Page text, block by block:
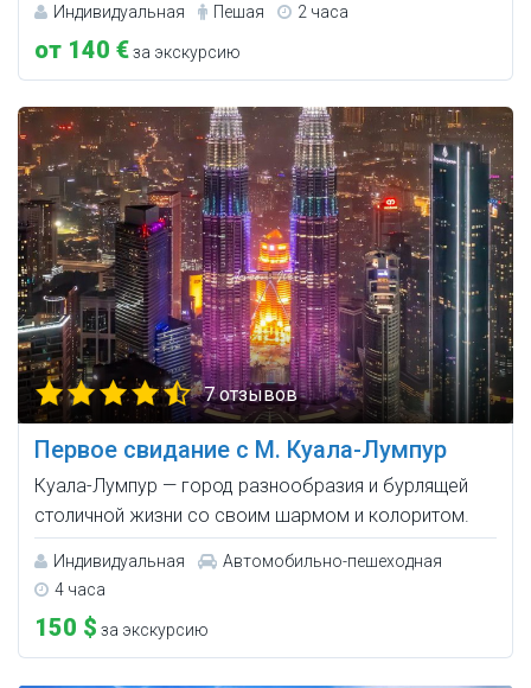
Индивидуальная Пешая 2 часа
от 140 €за экскурсию
7 отзывов
Первое свидание с М. Куала-Лумпур
Куала-Лумпур — город разнообразия и бурлящей
столичной жизни со своим шармом и колоритом.
Индивидуальная
Автомобильно-пешеходная
4 часа
150 $ за экскурсию